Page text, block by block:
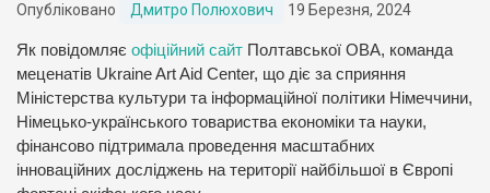
Опубліковано Дмитро Полюхович 19 Березня, 2024
Як повідомляє офіційний сайт Полтавської ОВА, команда
меценатів Ukraine Art Aid Center, що діє за сприяння
Міністерства культури та інформаційної політики Німеччини,
Німецько-українського товариства економіки та науки,
фінансово підтримала проведення масштабних
інноваційних досліджень на території найбільшої в Європі